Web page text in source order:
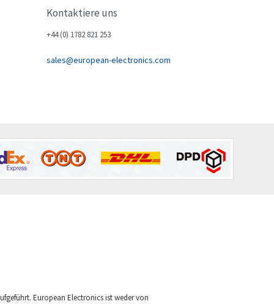
Kontaktiere uns
+44 (0) 1782 821 253
sales@european-electronics.com
European Electronics ist weder von